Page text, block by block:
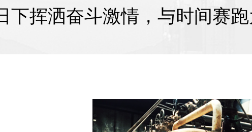
下挥洒奋斗激情，与时间赛